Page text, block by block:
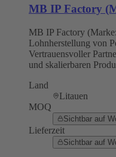
MB IP Factory
MB IP Factory
Lohnherstellung von
Vertrauensvoller
und skalierbaren
Land
Litauen
MOQ
Sichtbar auf
Lieferzeit
Sichtbar auf